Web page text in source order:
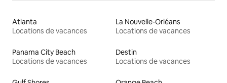
Atlanta
Locations de vacances
La Nouvelle-Orléans
Locations de vacances
Panama City Beach
Locations de vacances
Destin
Locations de vacances